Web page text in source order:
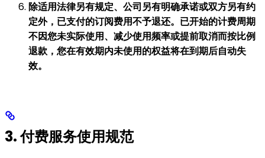
除适用法律另有规定、公司另有明确承诺或双方另有约
定外，已支付的订阅费用不予退还。已开始的计费周期
不因您未实际使用、减少使用频率或提前取消而按比例
退款，您在有效期内未使用的权益将在到期后自动失
效。
3. 付费服务使用规范